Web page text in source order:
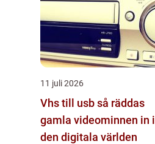
11 juli 2026
Vhs till usb så räddas
gamla videominnen in i
den digitala världen